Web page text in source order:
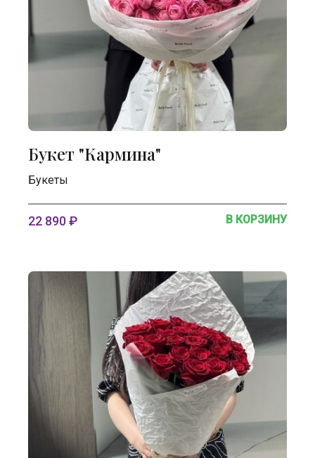
Букет "Кармина"
Букеты
22 890 ₽ В КОРЗИНУ